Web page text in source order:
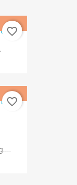
favorite_border
favorite_border